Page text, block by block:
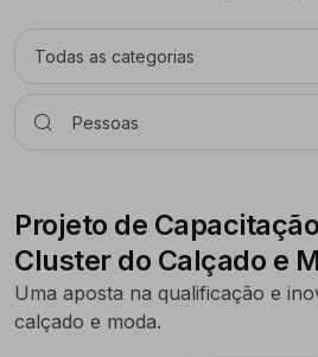
Projeto de
Cluster do Calçado e
Uma aposta na qualificação e
calçado e moda.